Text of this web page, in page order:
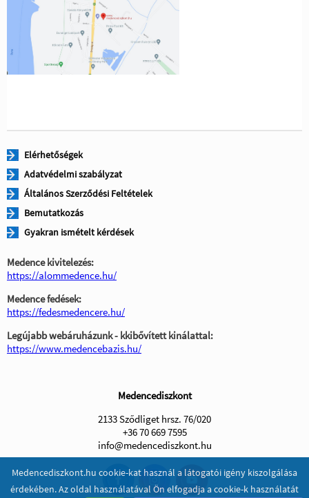
Medencediszkont.hu cookie-kat használ a látogatói igény kiszolgálása
érdekében. Az oldal használatával Ön elfogadja a cookie-k használatát
Elérhetőségek
Adatvédelmi szabályzat
Általános Szerződési Feltételek
Bemutatkozás
Gyakran ismételt kérdések
Medence kivitelezés:
https://alommedence.hu/
Medence fedések:
https://fedesmedencere.hu/
Legújabb webáruházunk - kkibővített kinálattal:
https://www.medencebazis.hu/
Medencediszkont
2133 Sződliget hrsz. 76/020
+36 70 669 7595
info@medencediszkont.hu